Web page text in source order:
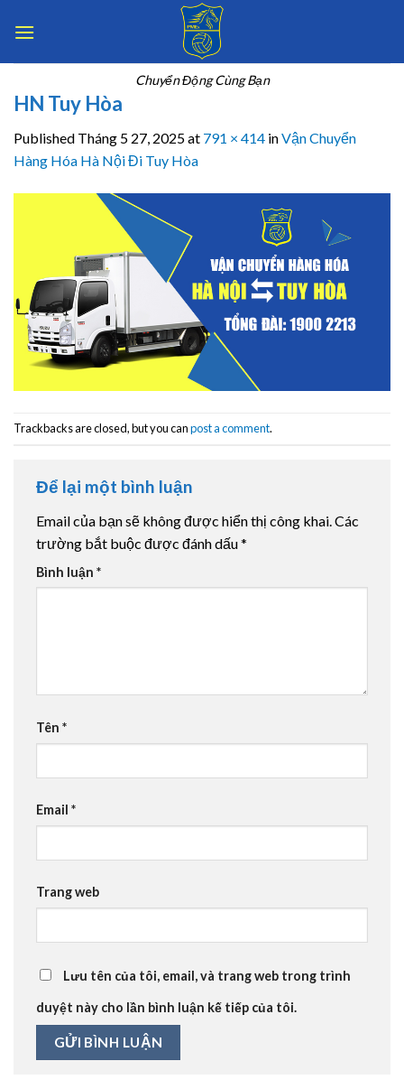
Chuyển Động Cùng Bạn
HN Tuy Hòa
Published Tháng 5 27, 2025at 791 × 414 inVận Chuyển
Hàng Hóa Hà Nội Đi Tuy Hòa
Trackbacks are closed, but you canpost a comment.
Để lại một bình luận
Email của bạn sẽ không được hiển thị công khai. Các
trường bắt buộc được đánh dấu*
Bình luận *
Tên *
Email *
Trang web
Lưu tên của tôi, email, và trang web trong trình
duyệt này cho lần bình luận kế tiếp của tôi.